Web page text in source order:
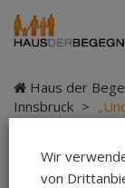
Haus der
Innsbruck >
Wir
von